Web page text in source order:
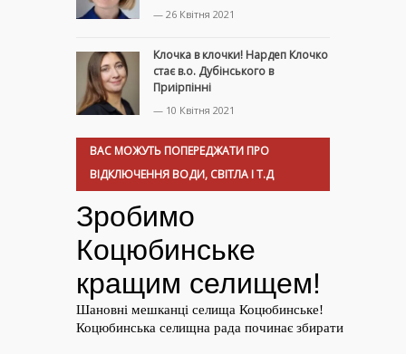
— 26 Квітня 2021
Клочка в клочки! Нардеп Клочко
стає в.о. Дубінського в
Приірпінні
— 10 Квітня 2021
ВАС МОЖУТЬ ПОПЕРЕДЖАТИ ПРО
ВІДКЛЮЧЕННЯ ВОДИ, СВІТЛА І Т.Д